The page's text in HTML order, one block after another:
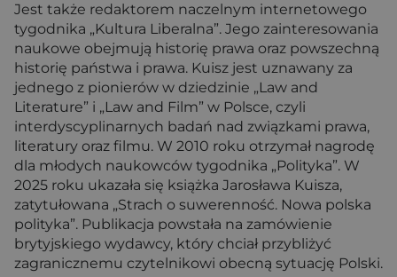
Jest także redaktorem naczelnym internetowego
tygodnika „Kultura Liberalna”. Jego zainteresowania
naukowe obejmują historię prawa oraz powszechną
historię państwa i prawa. Kuisz jest uznawany za
jednego z pionierów w dziedzinie „Law and
Literature” i „Law and Film” w Polsce, czyli
interdyscyplinarnych badań nad związkami prawa,
literatury oraz filmu. W 2010 roku otrzymał nagrodę
dla młodych naukowców tygodnika „Polityka”. W
2025 roku ukazała się książka Jarosława Kuisza,
zatytułowana „Strach o suwerenność. Nowa polska
polityka”. Publikacja powstała na zamówienie
brytyjskiego wydawcy, który chciał przybliżyć
zagranicznemu czytelnikowi obecną sytuację Polski.